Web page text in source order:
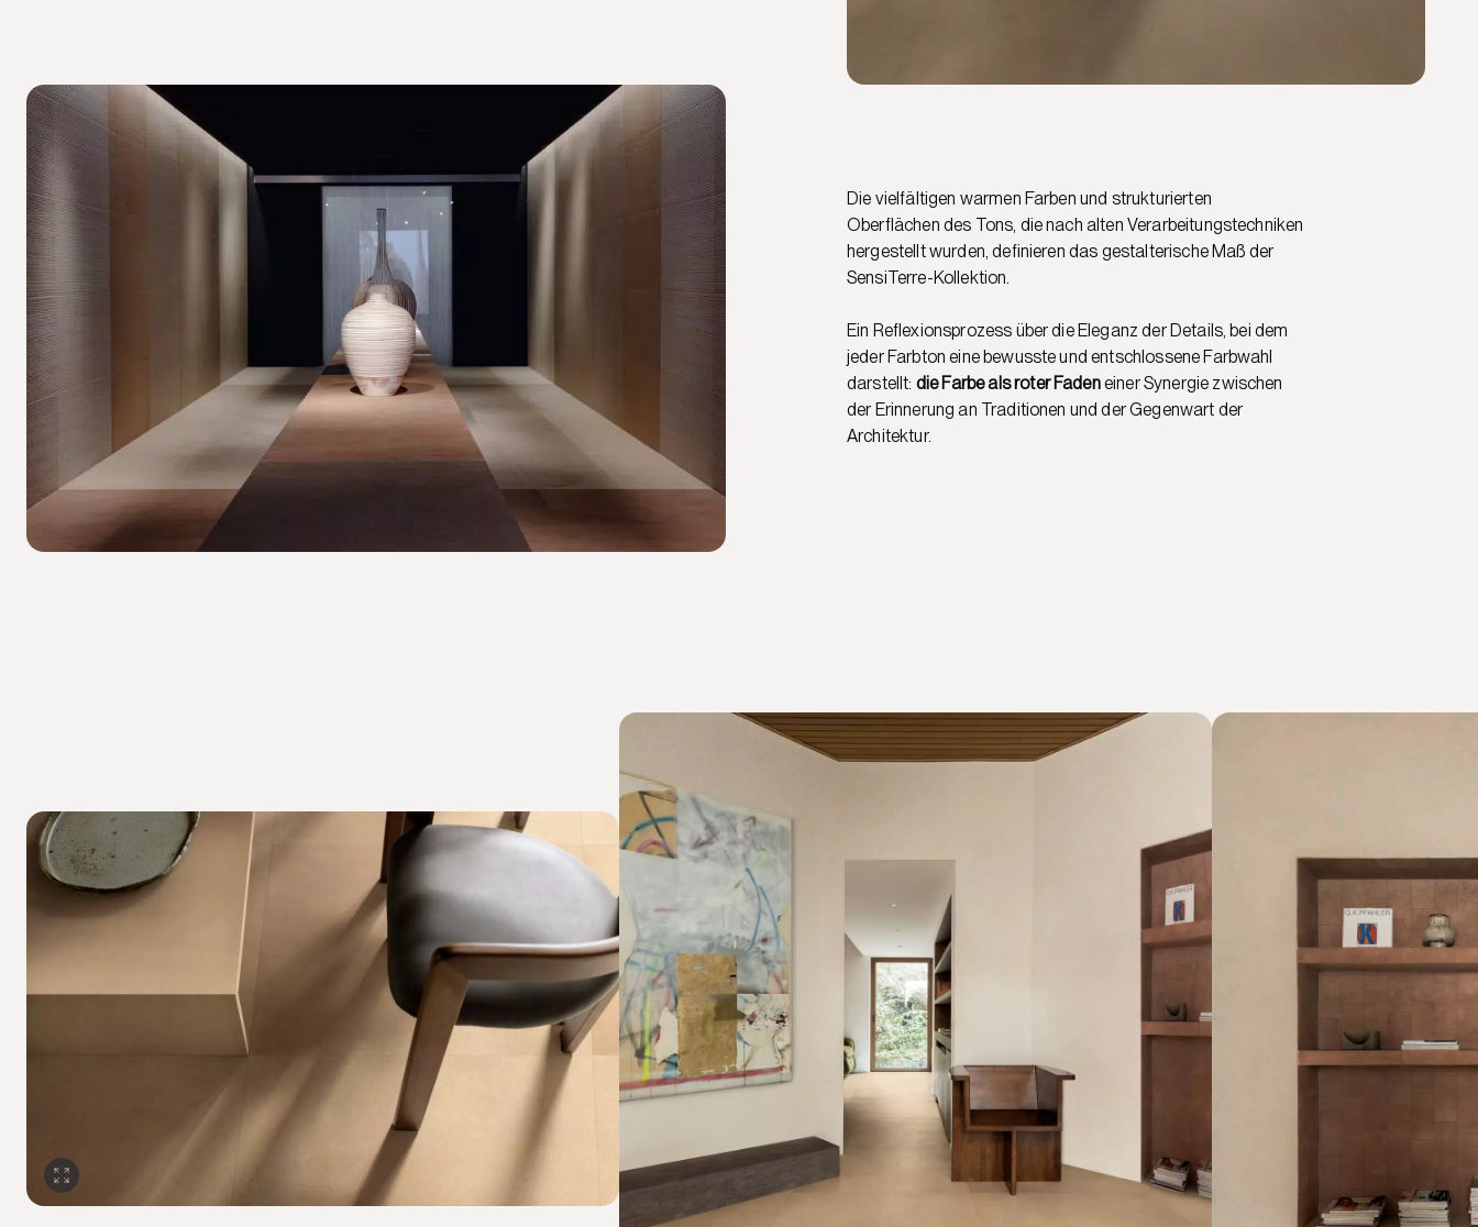
Die vielfältigen warmen Farben und strukturierten
Oberflächen des Tons, die nach alten Verarbeitungstechniken
hergestellt wurden, definieren das gestalterische Maß der
SensiTerre-Kollektion.
Ein Reflexionsprozess über die Eleganz der Details, bei dem
jeder Farbton eine bewusste und entschlossene Farbwahl
darstellt: die Farbe als roter Fadeneiner Synergie zwischen
der Erinnerung an Traditionen und der Gegenwart der
Architektur.